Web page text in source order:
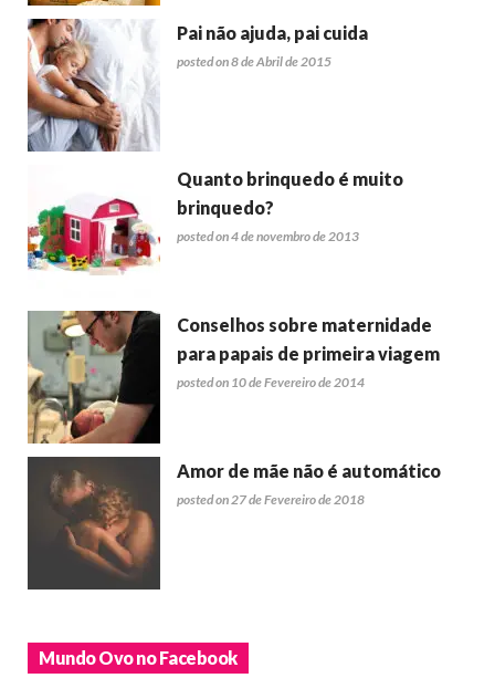
Pai não ajuda, pai cuida
posted on 8 de Abril de 2015
Quanto brinquedo é muito
brinquedo?
posted on 4 de novembro de 2013
Conselhos sobre maternidade
para papais de primeira viagem
posted on 10 de Fevereiro de 2014
Amor de mãe não é automático
posted on 27 de Fevereiro de 2018
Mundo Ovo no Facebook